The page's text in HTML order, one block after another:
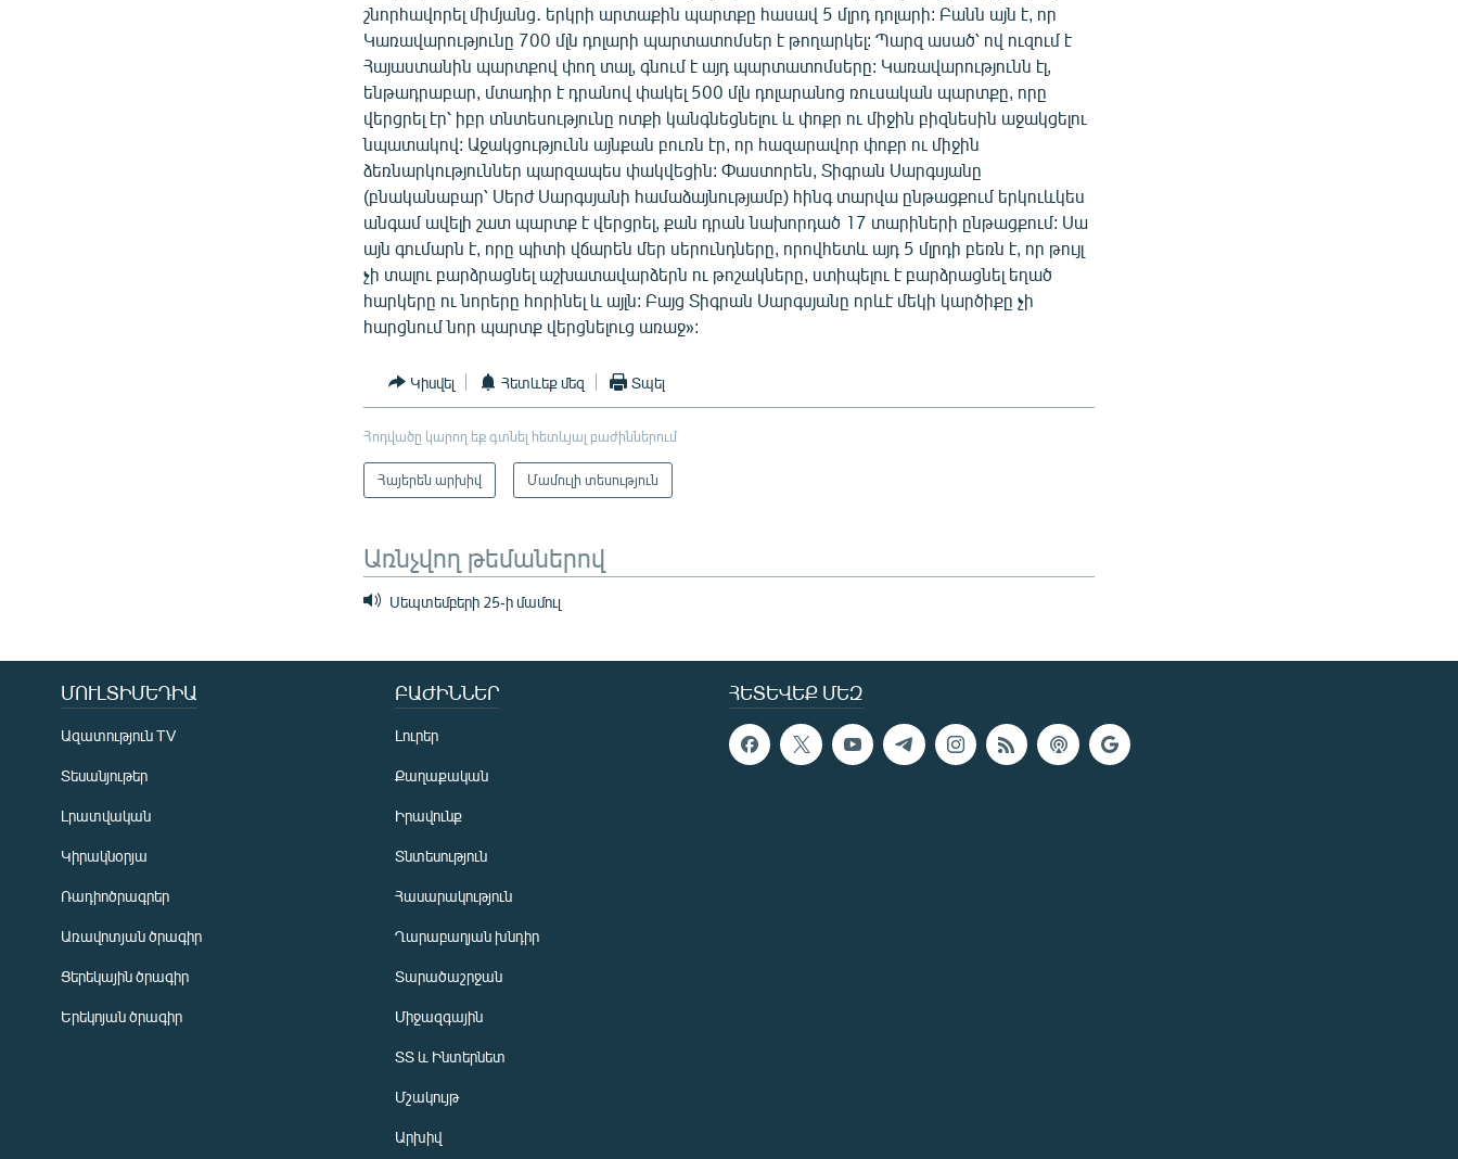
շնորհավորել միմյանց․ երկրի արտաքին պարտքը հասավ 5 մլրդ դոլարի: Բանն այն է, որ
Կառավարությունը 700 մլն դոլարի պարտատոմսեր է թողարկել: Պարզ ասած՝ ով ուզում է
Հայաստանին պարտքով փող տալ, գնում է այդ պարտատոմսերը: Կառավարությունն էլ,
ենթադրաբար, մտադիր է դրանով փակել 500 մլն դոլարանոց ռուսական պարտքը, որը
վերցրել էր՝ իբր տնտեսությունը ոտքի կանգնեցնելու և փոքր ու միջին բիզնեսին աջակցելու
նպատակով: Աջակցությունն այնքան բուռն էր, որ հազարավոր փոքր ու միջին
ձեռնարկություններ պարզապես փակվեցին: Փաստորեն, Տիգրան Սարգսյանը
(բնականաբար՝ Սերժ Սարգսյանի համաձայնությամբ) հինգ տարվա ընթացքում երկուևկես
անգամ ավելի շատ պարտք է վերցրել, քան դրան նախորդած 17 տարիների ընթացքում: Սա
այն գումարն է, որը պիտի վճարեն մեր սերունդները, որովհետև այդ 5 մլրդի բեռն է, որ թույլ
չի տալու բարձրացնել աշխատավարձերն ու թոշակները, ստիպելու է բարձրացնել եղած
հարկերը ու նորերը հորինել և այլն: Բայց Տիգրան Սարգսյանը որևէ մեկի կարծիքը չի
հարցնում նոր պարտք վերցնելուց առաջ»:
Կիսվել Հետևեք մեզ Տպել
Հոդվածը կարող եք գտնել հետևյալ բաժիններում
Հայերեն արխիվ Մամուլի տեսություն
Առնչվող թեմաներով
Սեպտեմբերի 25-ի մամուլ
ՀԵՏԵՎԵՔ ՄԵԶ
ՄՈՒԼՏԻՄԵԴԻԱ
Ազատություն TV
Տեսանյութեր
Լրատվական
Կիրակնօրյա
Ռադիոծրագրեր
Առավոտյան ծրագիր
Ցերեկային ծրագիր
Երեկոյան ծրագիր
ԲԱԺԻՆՆԵՐ
Լուրեր
Քաղաքական
Իրավունք
Տնտեսություն
Հասարակություն
Ղարաբաղյան խնդիր
Տարածաշրջան
Միջազգային
ՏՏ և Ինտերնետ
Մշակույթ
Արխիվ